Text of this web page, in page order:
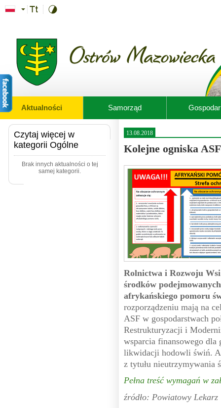
Przejdź do treści
Aktualności Samorząd
Czytaj więcej w
kategorii Ogólne
Brak innych aktualności o tej
samej kategorii.
13.08.2018
Kolejne ogniska
Rolnictwa i Rozwoju
środków
afrykańskiego pomoru
rozporządzeniu mają na
ASF w gospodarstwach
Restrukturyzacji i
wsparcia finansowego dla
likwidacji hodowli świń.
z tytułu nieutrzymywania
Pełna treść wymagań w
źródło: Powiatowy